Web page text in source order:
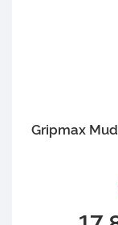
Gripmax